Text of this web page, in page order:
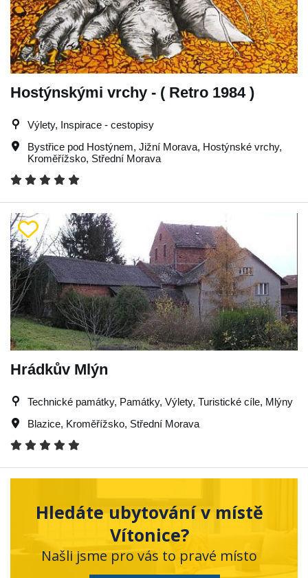
Hostýnskými vrchy - ( Retro 1984 )
Výlety, Inspirace - cestopisy
Bystřice pod Hostýnem, Jižní Morava, Hostýnské vrchy,
Kroměřížsko, Střední Morava
Hrádkův Mlýn
Technické památky, Památky, Výlety, Turistické cíle, Mlýny
Blazice, Kroměřížsko, Střední Morava
Hledáte ubytování v místě
Vítonice?
Našli jsme pro vás to pravé místo